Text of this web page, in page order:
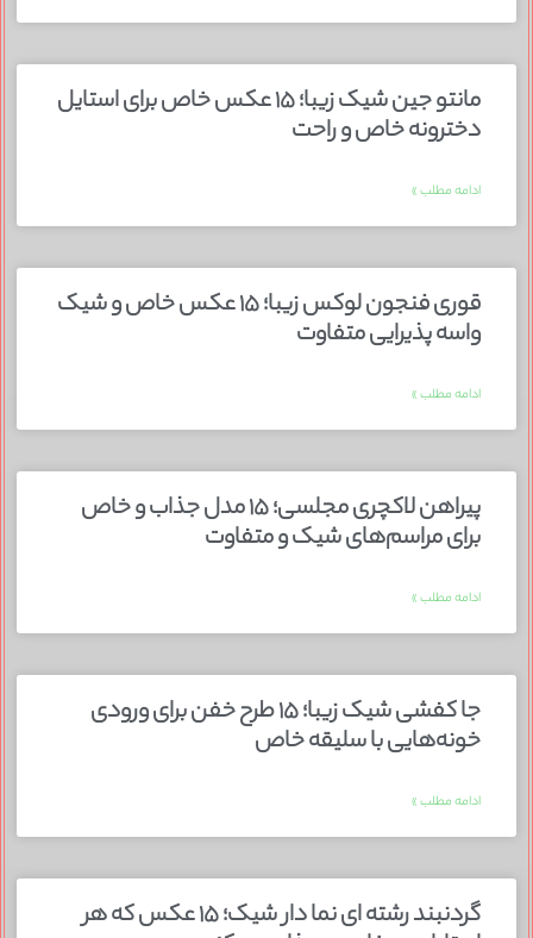
مانتو جین شیک زیبا؛ ۱۵ عکس خاص برای استایل
دخترونه خاص و راحت
ادامه مطلب »
قوری فنجون لوکس زیبا؛ ۱۵ عکس خاص و شیک
واسه پذیرایی متفاوت
ادامه مطلب »
پیراهن لاکچری مجلسی؛ ۱۵ مدل جذاب و خاص
برای مراسم‌های شیک و متفاوت
ادامه مطلب »
جا کفشی شیک زیبا؛ ۱۵ طرح خفن برای ورودی
خونه‌هایی با سلیقه خاص
ادامه مطلب »
گردنبند رشته ای نما دار شیک؛ ۱۵ عکس که هر